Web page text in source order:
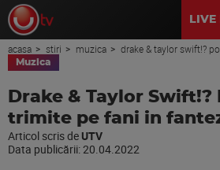
LIVE
acasa stiri muzica drake & taylor swift!?
Muzica
Drake & Taylor Swift!?
trimite pe fani in
Articol scris de UTV
Data publicării:20.04.2022